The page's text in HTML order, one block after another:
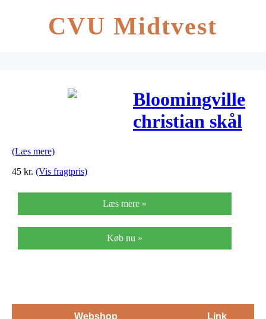
CVU Midtvest
Bloomingville
christian skål
(Læs mere)
45 kr. (Vis fragtpris)
Læs mere »
Køb nu »
Webshop Link